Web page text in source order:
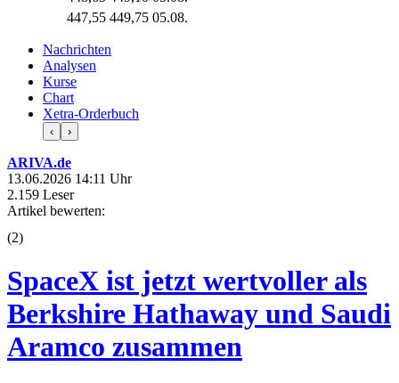
447,55 449,75 05.08.
Nachrichten
Analysen
Kurse
Chart
Xetra-Orderbuch
‹ ›
ARIVA.de
13.06.2026 14:11 Uhr
2.159 Leser
Artikel bewerten:
(2)
SpaceX ist jetzt wertvoller als
Berkshire Hathaway und Saudi
Aramco zusammen